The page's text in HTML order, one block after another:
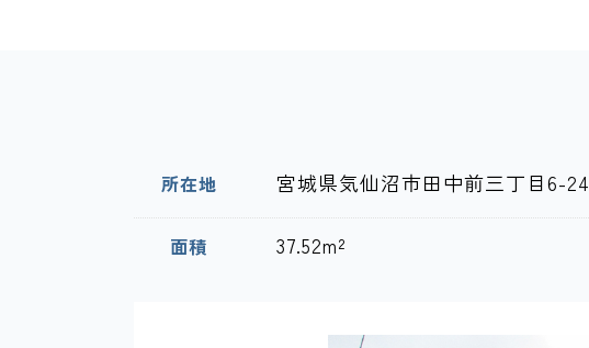
所在地 宮城県気仙沼市田中前三丁目6-24
面積 37.52m²